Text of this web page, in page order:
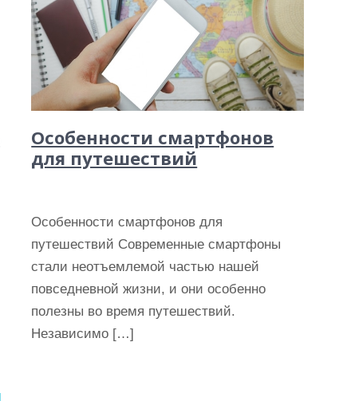
Особенности смартфонов
для путешествий
Особенности смартфонов для
путешествий Современные смартфоны
стали неотъемлемой частью нашей
повседневной жизни, и они особенно
полезны во время путешествий.
Независимо […]